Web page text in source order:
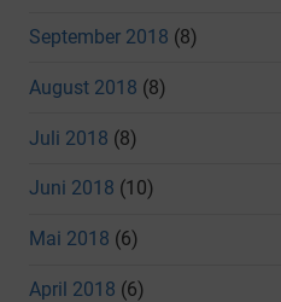
September 2018 (8)
August 2018 (8)
Juli 2018 (8)
Juni 2018 (10)
Mai 2018 (6)
April 2018 (6)